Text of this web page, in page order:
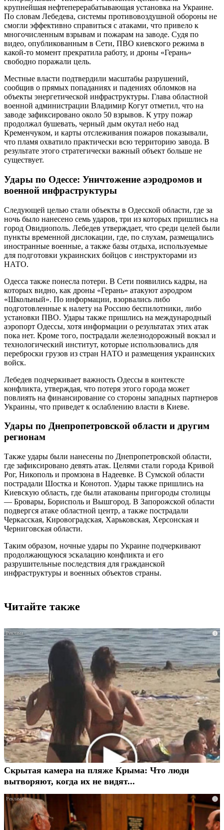
крупнейшая нефтеперерабатывающая установка на Украине.
По словам Лебедева, системы противовоздушной обороны не
смогли эффективно справиться с атаками, что привело к
многочисленным взрывам и пожарам на заводе. Судя по
видео, опубликованным в Сети, ПВО киевского режима в
какой-то момент прекратила работу, и дроны «Герань»
свободно поражали цель.
Местные власти подтвердили масштабы разрушений,
сообщив о прямых попаданиях и падениях обломков на
объекты энергетической инфраструктуры. Глава областной
военной администрации Владимир Когут отметил, что на
заводе зафиксировано около 50 взрывов. К утру пожар
продолжал бушевать, черный дым окутал небо над
Кременчуком, и карты отслеживания пожаров показывали,
что пламя охватило практически всю территорию завода. В
результате этого стратегически важный объект больше не
существует.
Удары по Одессе: Уничтожение аэродромов и
военной инфраструктуры
Следующей целью стали объекты в Одесской области, где за
ночь было нанесено семь ударов, три из которых пришлись на
город Овидиополь. Лебедев утверждает, что среди целей были
пункты временной дислокации, где, по слухам, размещались
иностранные военные, а также базы отдыха, используемые
для подготовки украинских бойцов с инструкторами из
НАТО.
Одесса также понесла потери. В Сети появились кадры, на
которых видно, как дроны «Герань» атакуют аэродром
«Школьный». По информации, взорвались либо
подготовленные к налету на Россию беспилотники, либо
установки ПВО. Удары также пришлись на международный
аэропорт Одессы, хотя информации о результатах этих атак
пока нет. Кроме того, пострадали железнодорожный вокзал и
технологический институт, которые использовались для
переброски грузов из стран НАТО и размещения украинских
войск.
Лебедев подчеркивает важность Одессы в контексте
конфликта, утверждая, что потеря этого города может
повлиять на финансирование со стороны западных партнеров
Украины, что приведет к ослаблению власти в Киеве.
Удары по Днепропетровской области и другим
регионам
Также удары были нанесены по Днепропетровской области,
где зафиксировано девять атак. Целями стали города Кривой
Рог, Никополь и промзона в Надеевке. В Сумской области
пострадали Шостка и Конотоп. Удары также пришлись на
Киевскую область, где были атакованы пригороды столицы
— Бровары, Борисполь и Вышгород. В Запорожской области
подвергся атаке областной центр, а также пострадали
Черкасская, Кировоградская, Харьковская, Херсонская и
Черниговская области.
Таким образом, ночные удары по Украине подчеркивают
продолжающуюся эскалацию конфликта и его
разрушительные последствия для гражданской
инфраструктуры и военных объектов страны.
Читайте также
i
Скрытая камера на пляже Крыма: Что люди
вытворяют, когда их не видят...
i